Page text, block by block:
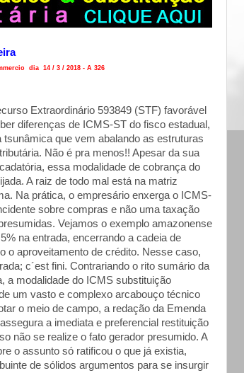
dia 14 / 3 / 2018 - A 326
Extraordinário 593849 (STF) favorável
diferenças de ICMS-ST do fisco estadual,
tsunâmica que vem abalando as estruturas
Não é pra menos!! Apesar da sua
essa modalidade de cobrança do
A raiz de todo mal está na matriz
Na prática, o empresário enxerga o ICMS-
sobre compras e não uma taxação
Vejamos o exemplo amazonense
na entrada, encerrando a cadeia de
o aproveitamento de crédito. Nesse caso,
c´est fini. Contrariando o rito sumário da
a modalidade do ICMS substituição
um vasto e complexo arcabouço técnico
o meio de campo, a redação da Emenda
a imediata e preferencial restituição
não se realize o fato gerador presumido. A
o assunto só ratificou o que já existia,
de sólidos argumentos para se insurgir